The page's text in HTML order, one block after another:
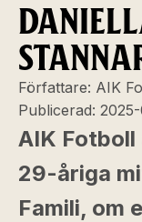
Författare: AIK
Publicerad:
AIK Fotboll
29-åriga
Famili, om